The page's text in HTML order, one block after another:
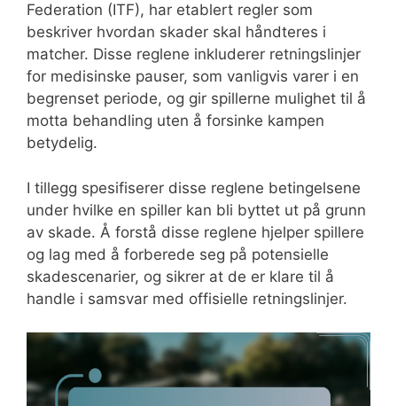
Federation (ITF), har etablert regler som
beskriver hvordan skader skal håndteres i
matcher. Disse reglene inkluderer retningslinjer
for medisinske pauser, som vanligvis varer i en
begrenset periode, og gir spillerne mulighet til å
motta behandling uten å forsinke kampen
betydelig.
I tillegg spesifiserer disse reglene betingelsene
under hvilke en spiller kan bli byttet ut på grunn
av skade. Å forstå disse reglene hjelper spillere
og lag med å forberede seg på potensielle
skadescenarier, og sikrer at de er klare til å
handle i samsvar med offisielle retningslinjer.